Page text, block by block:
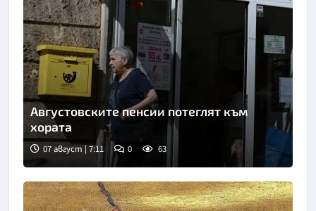
Снимка: БТА
Августовските пенсии потеглят към
хората
07 август | 7:11 0 63